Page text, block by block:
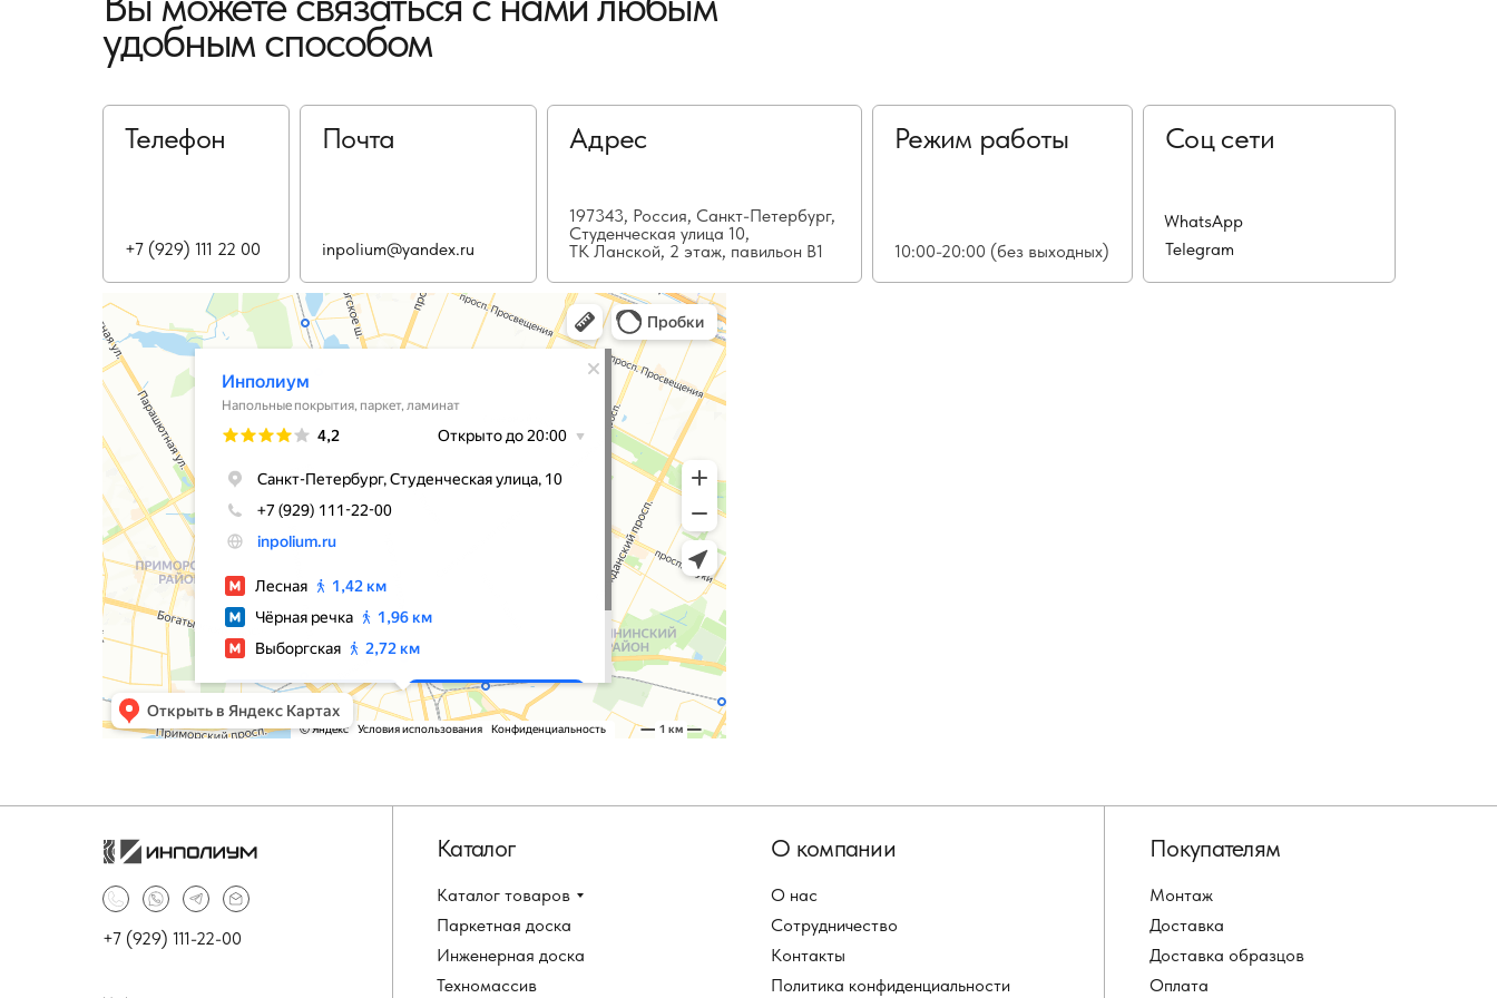
удобным способом
Телефон Почта Адрес
197343, Россия, Санкт-Петербург,
Студенческая улица 10,
ТК Ланской, 2 этаж, павильон В1
Режим работы
10:00-20:00 (без выходных)
Соц сети
+7 (929) 111 22 00 inpolium@yandex.ru
WhatsApp
Telegram
Каталог товаров
Паркетная доска
Инженерная доска
Техномассив
+7 (929) 111-22-00
Каталог
О нас
Сотрудничество
Контакты
Политика конфиденциальности
О компании
Монтаж
Доставка
Доставка образцов
Оплата
Покупателям